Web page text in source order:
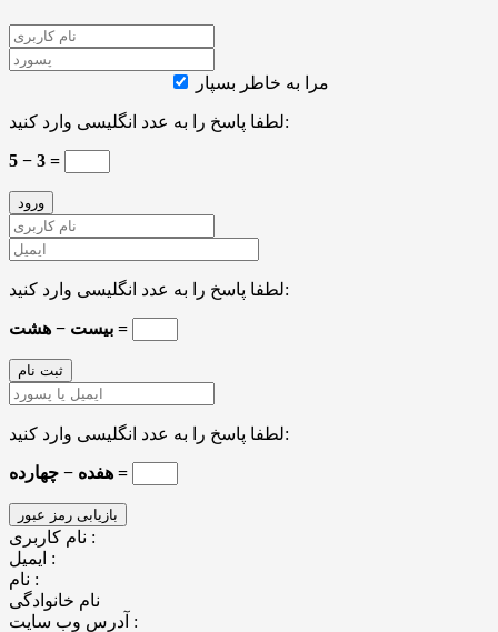
مرا به خاطر بسپار
لطفا پاسخ را به عدد انگلیسی وارد کنید:
5 − 3 =
لطفا پاسخ را به عدد انگلیسی وارد کنید:
بیست − هشت =
لطفا پاسخ را به عدد انگلیسی وارد کنید:
هفده − چهارده =
نام کاربری :
ایمیل :
نام :
نام خانوادگی
آدرس وب سایت :